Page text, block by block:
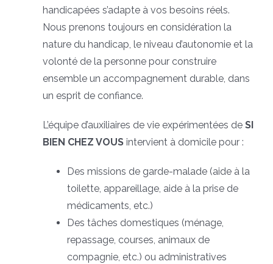
handicapées s’adapte à vos besoins réels.
Nous prenons toujours en considération la
nature du handicap, le niveau d’autonomie et la
volonté de la personne pour construire
ensemble un accompagnement durable, dans
un esprit de confiance.
L’équipe d’auxiliaires de vie expérimentées deSI
BIEN CHEZ VOUS intervient à domicile pour :
Des missions de garde-malade (aide à la
toilette, appareillage, aide à la prise de
médicaments, etc.)
Des tâches domestiques (ménage,
repassage, courses, animaux de
compagnie, etc.) ou administratives